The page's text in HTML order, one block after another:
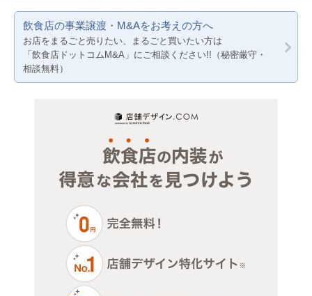
賃料20万円以下
美容室・理容室
サロン（マッサージ・エステ・ネイルなど）
ジム・教室・スタジオ
神奈川
千葉
飲食店の事業譲渡・M&Aをお考えの方へ
お店をまるごと売りたい、まるごと買いたい方は
「飲食店ドットコムM&A」にご相談ください!!（秘密厳守・
相談無料）